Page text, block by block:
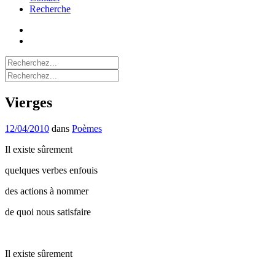
Recherche
Résultats
pour:
Résultats
pour:
Vierges
12/04/2010 dans Poèmes
Il existe sûrement
quelques verbes enfouis
des actions à nommer
de quoi nous satisfaire
Il existe sûrement